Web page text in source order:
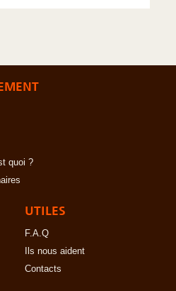
quoi ?
UTILES
F.A.Q
Ils nous aident
Contacts